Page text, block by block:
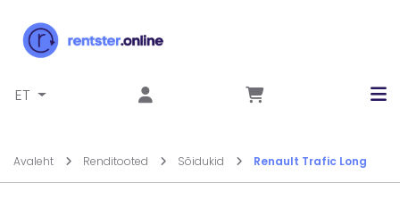
ET
Avaleht Renditooted Sõidukid Renault Trafic Long